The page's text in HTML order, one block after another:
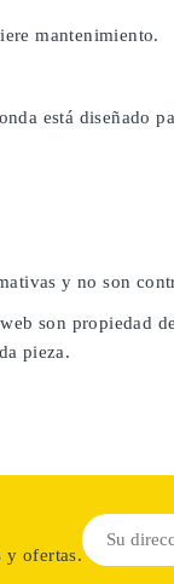
mantenimiento.
está diseñado
y no son
son propiedad
pieza.
y ofertas.